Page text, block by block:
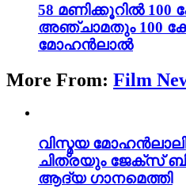
58 മണിക്കൂറിൽ 100
അഞ്ചാമതും 100
മോഹൻലാൽ
More From: Film
വിസ്മയ
ചിത്രയും ജേക്സ്
ആദ്യ ഗാനമെത്തി